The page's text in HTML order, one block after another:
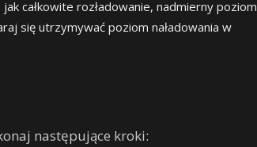
całkowite rozładowanie, nadmierny poziom
się utrzymywać poziom naładowania w
następujące kroki: